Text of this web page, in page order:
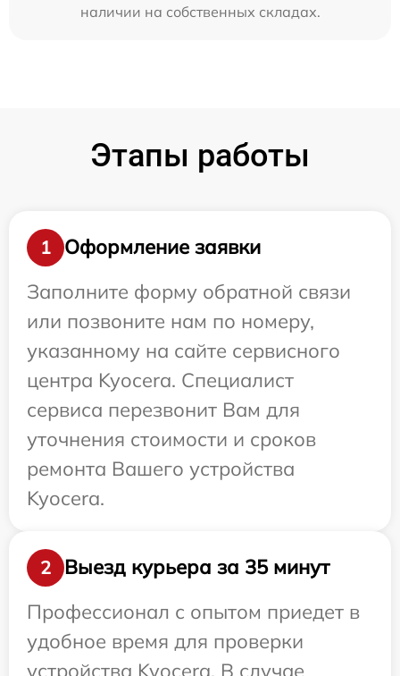
наличии на собственных складах.
Этапы работы
1
Оформление заявки
Заполните форму обратной связи
или позвоните нам по номеру,
указанному на сайте сервисного
центра Kyocera. Специалист
сервиса перезвонит Вам для
уточнения стоимости и сроков
ремонта Вашего устройства
Kyocera.
2
Выезд курьера за 35 минут
Профессионал с опытом приедет в
удобное время для проверки
устройства Kyocera. В случае